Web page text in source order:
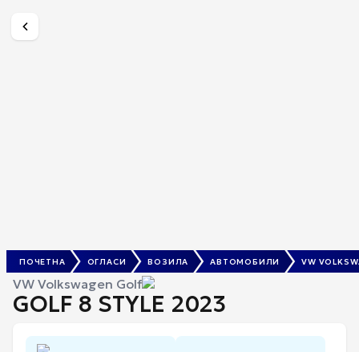
ПОЧЕТНА ОГЛАСИ ВОЗИЛА АВТОМОБИЛИ VW
GOLF 8 STYLE 2023
VW Volkswagen Golf